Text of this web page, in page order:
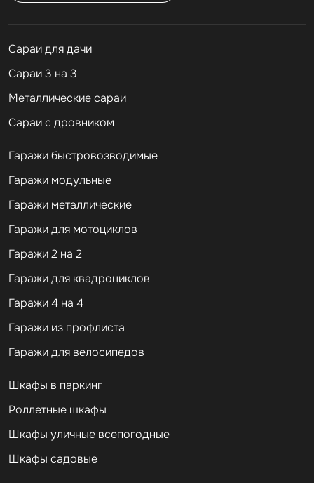
Cараи для дачи
Сараи 3 на 3
Металлические сараи
Сараи с дровником
Гаражи быстровозводимые
Гаражи модульные
Гаражи металлические
Гаражи для мотоциклов
Гаражи 2 на 2
Гаражи для квадроциклов
Гаражи 4 на 4
Гаражи из профлиста
Гаражи для велосипедов
Шкафы в паркинг
Роллетные шкафы
Шкафы уличные всепогодные
Шкафы садовые